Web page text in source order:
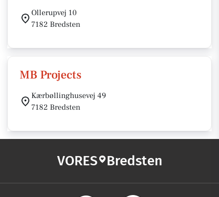
Ollerupvej 10
7182 Bredsten
MB Projects
Kærbøllinghusevej 49
7182 Bredsten
VORES Bredsten